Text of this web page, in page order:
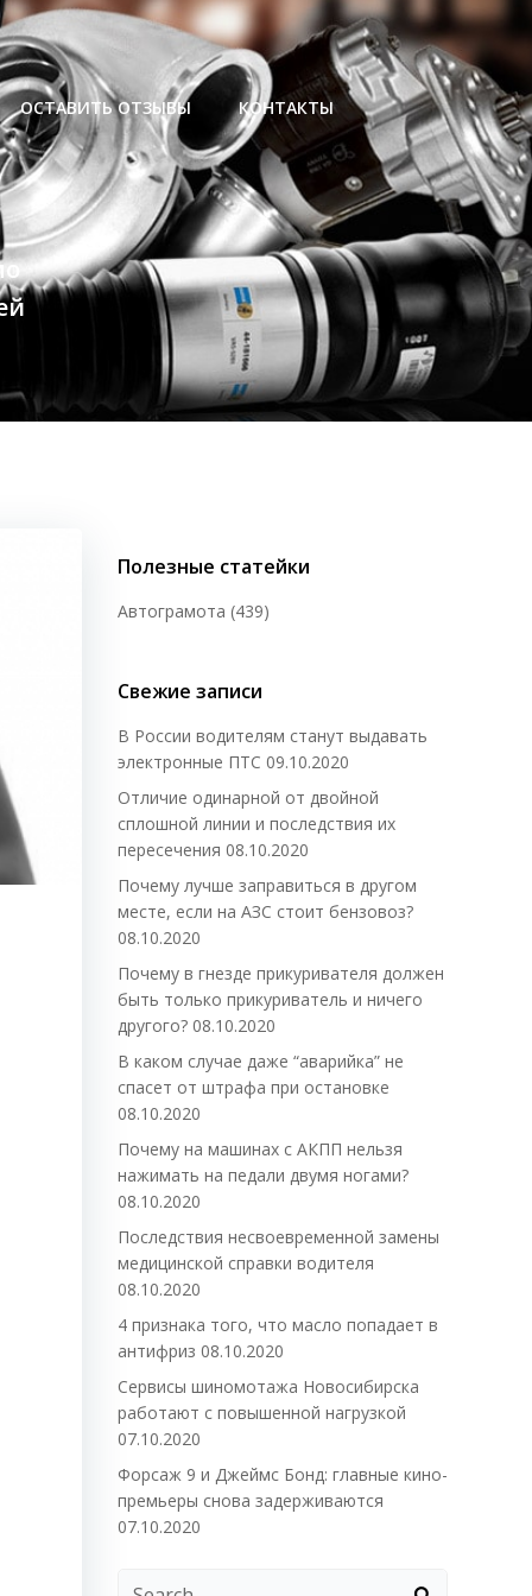
ОСТАВИТЬ ОТЗЫВЫ КОНТАКТЫ
Полезные статейки
Автограмота (439)
Свежие записи
В России водителям станут выдавать
электронные ПТС 09.10.2020
Отличие одинарной от двойной
сплошной линии и последствия их
пересечения 08.10.2020
Почему лучше заправиться в другом
месте, если на АЗС стоит бензовоз?
08.10.2020
Почему в гнезде прикуривателя должен
быть только прикуриватель и ничего
другого? 08.10.2020
В каком случае даже “аварийка” не
спасет от штрафа при остановке
08.10.2020
Почему на машинах с АКПП нельзя
нажимать на педали двумя ногами?
08.10.2020
Последствия несвоевременной замены
медицинской справки водителя
08.10.2020
4 признака того, что масло попадает в
антифриз 08.10.2020
Сервисы шиномотажа Новосибирска
работают с повышенной нагрузкой
07.10.2020
Форсаж 9 и Джеймс Бонд: главные кино-
премьеры снова задерживаются
07.10.2020
Search